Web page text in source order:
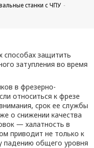
станки с ЧПУ
способах защитить
затупления во время
в фрезерно-
относиться к фрезе
срок ее службы
о снижении качества
— халатность в
приводит не только к
падению общего уровня